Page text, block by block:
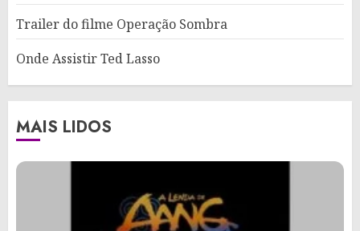
Trailer do filme Operação Sombra
Onde Assistir Ted Lasso
MAIS LIDOS